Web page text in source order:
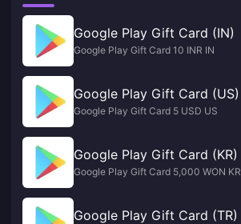
Google Play Gift Card (IN)
Google Play Gift Card 10 INR IN
Google Play Gift Card (US)
Google Play Gift Card 5 USD US
Google Play Gift Card (KR)
Google Play Gift Card 5,000 WON KR
Google Play Gift Card (TR)